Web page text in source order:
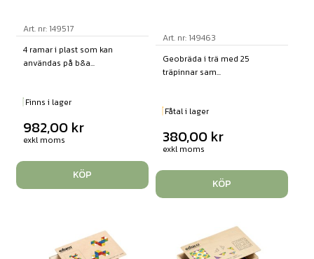
Art. nr: 149517
4 ramar i plast som kan
användas på b&a...
Finns i lager
982,00 kr
exkl moms
KÖP
Art. nr: 149463
Geobräda i trä med 25
träpinnar sam...
Fåtal i lager
380,00 kr
exkl moms
KÖP